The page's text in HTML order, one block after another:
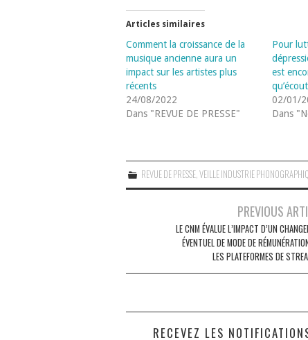
Articles similaires
Comment la croissance de la
musique ancienne aura un
impact sur les artistes plus
récents
24/08/2022
Dans "REVUE DE PRESSE"
Pour
est
02/01/
Dans
REVUE DE PRESSE,VEILLE INDUSTRIE
PREVIOUS
LE CNM ÉVALUE L’IMPACT D’UN
ÉVENTUEL DE MODE DE
LES PLATEFORMES DE
RECEVEZ LES